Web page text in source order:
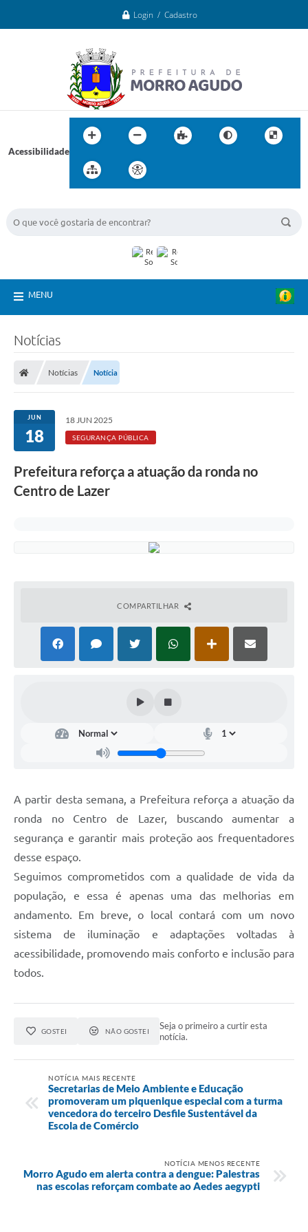
Login / Cadastro
Acessibilidade
MENU
Notícias
Notícias Notícia
JUN
18
18 JUN 2025
SEGURANÇA PÚBLICA
Prefeitura reforça a atuação da ronda no
Centro de Lazer
COMPARTILHAR
A partir desta semana, a Prefeitura reforça a atuação da
ronda no Centro de Lazer, buscando aumentar a
segurança e garantir mais proteção aos frequentadores
desse espaço.
Seguimos comprometidos com a qualidade de vida da
população, e essa é apenas uma das melhorias em
andamento. Em breve, o local contará com um novo
sistema de iluminação e adaptações voltadas à
acessibilidade, promovendo mais conforto e inclusão para
todos.
GOSTEI NÃO GOSTEI
Seja o primeiro a curtir esta
notícia.
NOTÍCIA MAIS RECENTE
Secretarias de Meio Ambiente e Educação
promoveram um piquenique especial com a turma
vencedora do terceiro Desfile Sustentável da
Escola de Comércio
NOTÍCIA MENOS RECENTE
Morro Agudo em alerta contra a dengue: Palestras
nas escolas reforçam combate ao Aedes aegypti